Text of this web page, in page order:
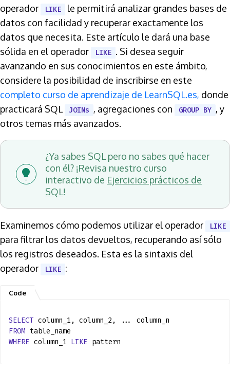
operador
LIKE
le permitirá analizar grandes bases de
datos con facilidad y recuperar exactamente los
datos que necesita. Este artículo le dará una base
sólida en el operador
LIKE . Si desea seguir
avanzando en sus conocimientos en este ámbito,
considere la posibilidad de inscribirse en este
completo curso de aprendizaje de LearnSQL.es, donde
practicará SQL
JOINs , agregaciones con GROUP BY , y
otros temas más avanzados.
¿Ya sabes SQL pero no sabes qué hacer
con él? ¡Revisa nuestro curso
interactivo de Ejercicios prácticos de
SQL!
Examinemos cómo podemos utilizar el operador LIKE
para filtrar los datos devueltos, recuperando así sólo
los registros deseados. Esta es la sintaxis del
operador
LIKE :
SELECT column_1, column_2, ... column_n
FROM table_name
WHERE column_1 LIKE pattern